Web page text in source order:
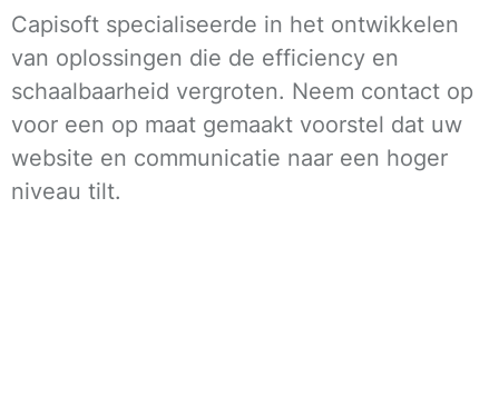
Capisoft specialiseerde in het ontwikkelen
van oplossingen die de efficiency en
schaalbaarheid vergroten. Neem contact op
voor een op maat gemaakt voorstel dat uw
website en communicatie naar een hoger
niveau tilt.